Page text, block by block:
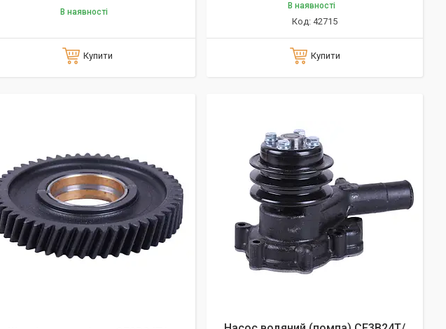
В наявності
Купити
В наявності
42715
Купити